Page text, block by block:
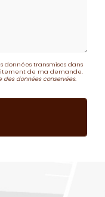
données transmises dans
de ma demande.
des données conservées.